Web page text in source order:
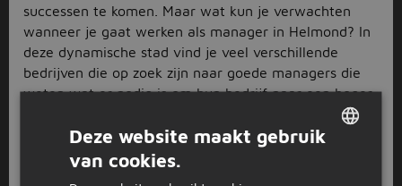
successen te komen. Maar wat kun je verwachten
wanneer je gaat werken als manager in Helmond? In
deze dynamische stad vind je veel verschillende
bedrijven die op zoek zijn naar goede managers die
weten wat er nodig is om hun bedrijf naar een hoger
niveau te tillen. Bij Jobbird hebben wij verschillende
vacatures openstaan voor managementfuncties in
Helmond. Neem gerust eens een kijkje en ontdek
Deze website maakt gebruik
van cookies.